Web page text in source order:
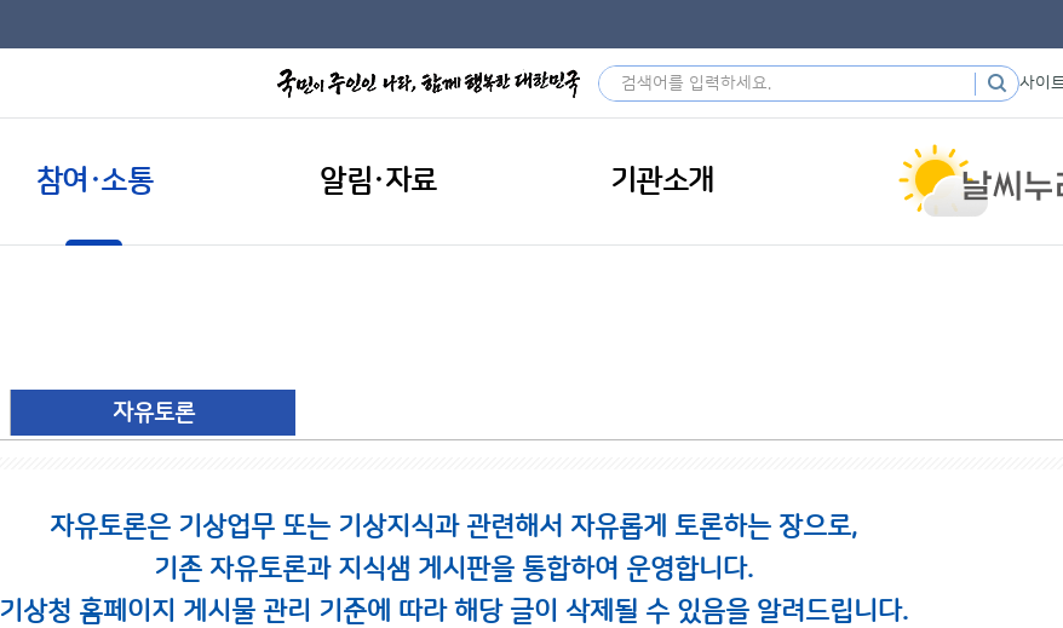
사이
참여·소통 알림·자료 기관소개
자유토론
자유토론은 기상업무 또는 기상지식과 관련해서 자유롭게 토론하는 장으로,
기존 자유토론과 지식샘 게시판을 통합하여 운영합니다.
기상청 홈페이지 게시물 관리 기준에 따라 해당 글이 삭제될 수 있음을 알려드립니다.